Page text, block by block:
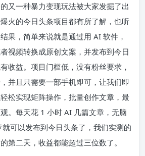
又一种暴力变现玩法被大家发掘了出
火的今日头条项目都有所了解，也听
果，简单来说就是通过用 AI 软件，
视频转换成原创文案，并发布到今日
收益。项目门槛低，没有粉丝要求，
并且只需要一部手机即可，让我们即
松实现矩阵操作，批量创作文章，最
。每天花 1 小时 AI 几篇文章，无脑
可以发布到今日头条了，我们实测的
第二天，收益都能超过三位数了。